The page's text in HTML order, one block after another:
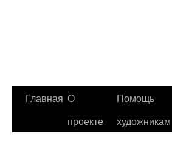
Главная О
проекте
Помощь
художникам